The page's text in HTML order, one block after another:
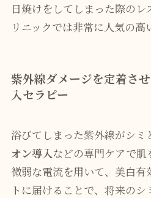
日焼けをしてしまった際のレ
リニックでは非常に人気の高
紫外線ダメージを定着さ
入セラピー
浴びてしまった紫外線がシミ
オン導入などの専門ケアで肌
微弱な電流を用いて、美白有
トに届けることで、将来の